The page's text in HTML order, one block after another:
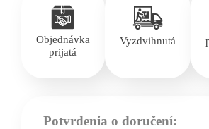
Objednávka
prijatá
Vyzdvihnutá
Potvrdenia o doručení: